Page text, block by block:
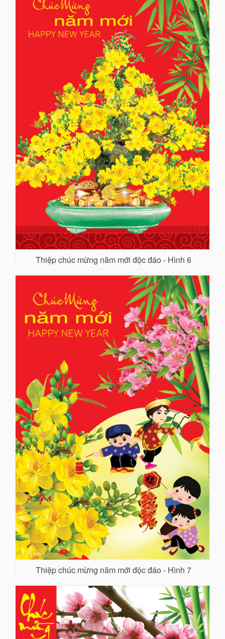
Thiệp chúc mừng năm mới độc đáo - Hình 6
Thiệp chúc mừng năm mới độc đáo - Hình 7